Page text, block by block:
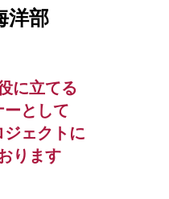
洋部
に立てる
ーとして
ジェクトに
ります